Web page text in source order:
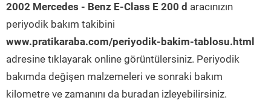
2002 Mercedes - Benz E-Class E 200 d aracınızın
periyodik bakım takibini
www.pratikaraba.com/periyodik-bakim-tablosu.html
adresine tıklayarak online görüntülersiniz. Periyodik
bakımda değişen malzemeleri ve sonraki bakım
kilometre ve zamanını da buradan izleyebilirsiniz.